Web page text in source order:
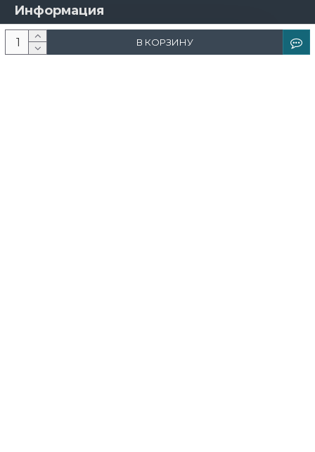
В КОРЗИНУ
Информация
О компании
Новости и акции